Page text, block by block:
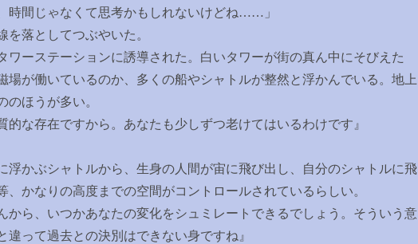
時間じゃなくて思考かもしれないけどね…… 」
落としてつぶやいた。
ーステーションに誘導された。白いタワーが街の真ん中にそびえた
場が働いているのか、多くの船やシャトルが整然と浮かんでいる。地上
のほうが多い。
的な存在ですから。あなたも少しずつ老けてはいるわけです』
かぶシャトルから、生身の人間が宙に飛び出し、自分のシャトルに飛
、かなりの高度までの空間がコントロールされているらしい。
から、いつかあなたの変化をシュミレートできるでしょう。そういう意
違って過去との決別はできない身ですね』